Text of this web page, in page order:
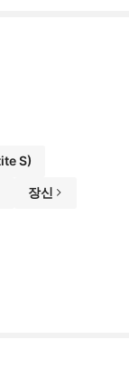
S)
장신